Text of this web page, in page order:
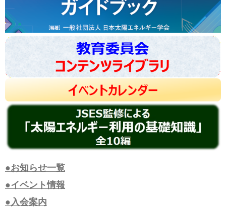
●お知らせ一覧
●イベント情報
●入会案内